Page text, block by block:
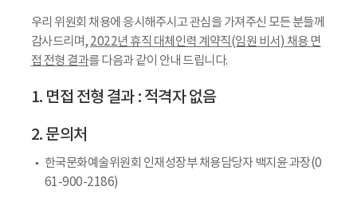
우리 위원회 채용에 응시해주시고 관심을 가져주신 모든 분들께
감사드리며, 2022년 휴직 대체인력 계약직(임원 비서) 채용 면
접 전형 결과를 다음과 같이 안내 드립니다.
1. 면접 전형 결과 : 적격자 없음
2. 문의처
한국문화예술위원회 인재성장부 채용담당자 백지윤 과장(0
61-900-2186)